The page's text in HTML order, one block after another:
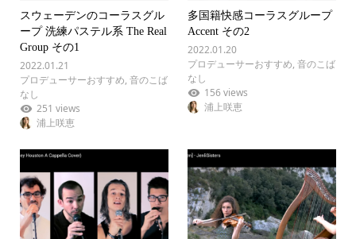
スウェーデンのコーラスグル
ープ 洗練パステル系 The Real
Group その1
2022.01.21
プロデューサーおすすめ, 音のこば
なし
251 views
浦上咲恵
多国籍快感コーラスグループ
Accent その2
2022.01.20
プロデューサーおすすめ,音のこば
なし
156 views
浦上咲恵